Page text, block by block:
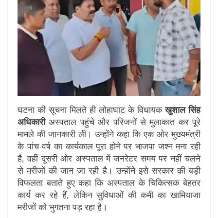
घटना की सूचना मिलते ही लोहाघाट के विधायकखुशाल सिंह
अधिकारीअस्पताल पहुंचे और परिजनों से मुलाकात कर पूरे
मामले की जानकारी ली। उन्होंने कहा कि एक ओर मुख्यमंत्री
के पांच वर्ष का कार्यकाल पूरा होने पर भाजपा जश्न मना रही
है, वहीं दूसरी ओर अस्पताल में जनरेटर समय पर नहीं चलने
से मरीजों की जान जा रही है। उन्होंने इसे सरकार की बड़ी
विफलता बताते हुए कहा कि अस्पताल के चिकित्सक बेहतर
कार्य कर रहे हैं, लेकिन सुविधाओं की कमी का खामियाजा
मरीजों को भुगतना पड़ रहा है।